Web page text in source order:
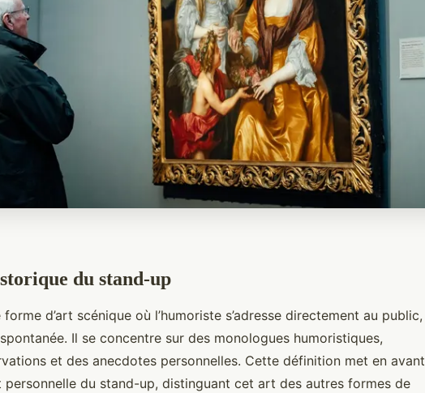
du stand-up
forme d’art scénique où l’humoriste s’adresse directement au public,
Il se concentre sur des monologues humoristiques,
et des anecdotes personnelles. Cette définition met en avant
personnelle du stand-up, distinguant cet art des autres formes de